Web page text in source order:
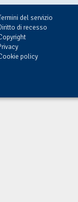
del servizio
di recesso
policy